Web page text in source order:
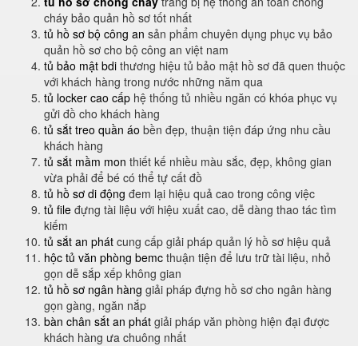
cháy bảo quản hồ sơ tốt nhất
tủ hồ sơ bộ công an sản phẩm chuyên dụng phục vụ bảo
quản hồ sơ cho bộ công an việt nam
tủ bảo mật bdi thương hiệu tủ bảo mật hồ sơ đã quen thuộc
với khách hàng trong nước những năm qua
tủ locker cao cấp hệ thống tủ nhiều ngăn có khóa phục vụ
gửi đồ cho khách hàng
tủ sắt treo quần áo bền đẹp, thuận tiện đáp ứng nhu cầu
khách hàng
tủ sắt mầm mon thiết kế nhiều màu sắc, đẹp, không gian
vừa phải để bé có thể tự cất đồ
tủ hồ sơ di động đem lại hiệu quả cao trong công việc
tủ file đựng tài liệu với hiệu xuất cao, dễ dàng thao tác tìm
kiếm
tủ sắt an phát cung cấp giải pháp quản lý hồ sơ hiệu quả
hộc tủ văn phòng bemc thuận tiện để lưu trữ tài liệu, nhỏ
gọn dễ sắp xếp không gian
tủ hồ sơ ngân hàng giải pháp đựng hồ sơ cho ngân hàng
gọn gàng, ngăn nắp
bàn chân sắt an phát giải pháp văn phòng hiện đại được
khách hàng ưa chuông nhất